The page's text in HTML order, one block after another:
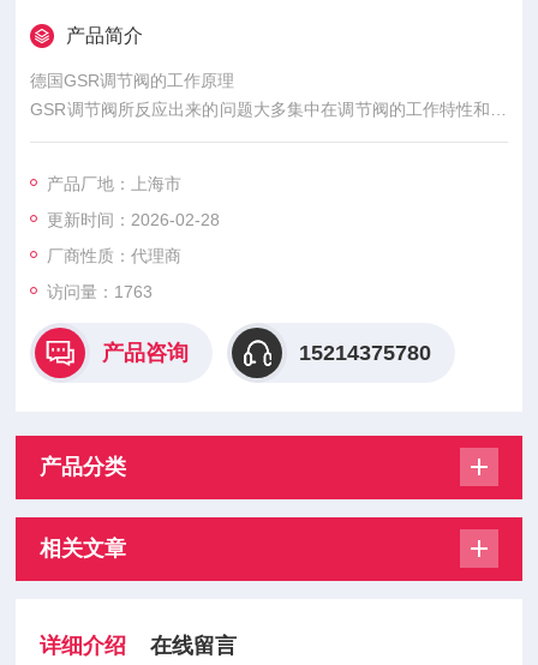
产品简介
德国GSR调节阀的工作原理
GSR调节阀所反应出来的问题大多集中在调节阀的工作特性和结
构参数上.如流通能力、公称通径及流全特性等。在这些参数中.
型中的主要参数。因此，调节阀的选择主要从以上个因素进行考
虑。本人根据工作中调节阀的选型经验简单介绍一下GSR调节阀
的选型原则及注惫事项。GSR调节阀是一节流件，似设流体是不
可压缩且充满管道
产品厂地：上海市
更新时间：2026-02-28
厂商性质：代理商
访问量：1763
产品咨询 15214375780
产品分类
相关文章
详细介绍 在线留言